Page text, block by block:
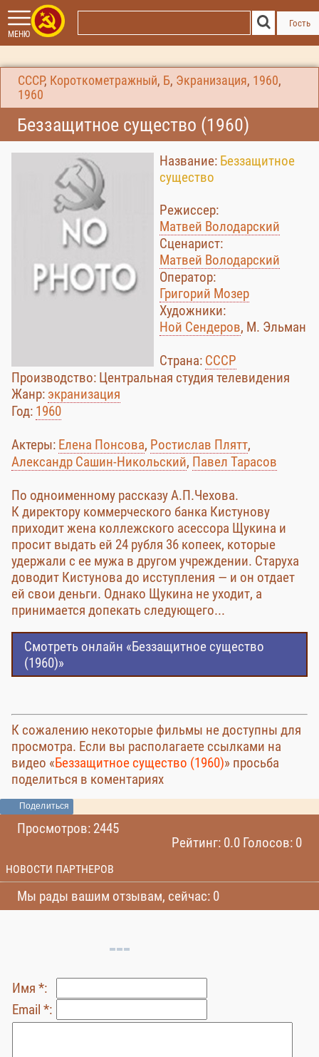
МЕНЮ
Гость
СССР, Короткометражный, Б, Экранизация, 1960,
1960
Беззащитное существо (1960)
Название: Беззащитное
существо
Режиссер:
Матвей Володарский
Сценарист:
Матвей Володарский
Оператор:
Григорий Мозер
Художники:
Ной Сендеров, М. Эльман
Страна: СССР
Производство: Центральная студия телевидения
Жанр: экранизация
Год: 1960
Актеры: Елена Понсова, Ростислав Плятт,
Александр Сашин-Никольский, Павел Тарасов
По одноименному рассказу А.П.Чехова.
К директору коммерческого банка Кистунову
приходит жена коллежского асессора Щукина и
просит выдать ей 24 рубля 36 копеек, которые
удержали с ее мужа в другом учреждении. Старуха
доводит Кистунова до исступления — и он отдает
ей свои деньги. Однако Щукина не уходит, а
принимается допекать следующего...
Смотреть онлайн «Беззащитное существо
(1960)»
К сожалению некоторые фильмы не доступны для
просмотра. Если вы располагаете ссылками на
видео «Беззащитное существо (1960)» просьба
поделиться в коментариях
Поделиться
Просмотров: 2445
Рейтинг: 0.0 Голосов: 0
НОВОСТИ ПАРТНЕРОВ
Мы рады вашим отзывам, сейчас: 0
Имя *:
Email *: